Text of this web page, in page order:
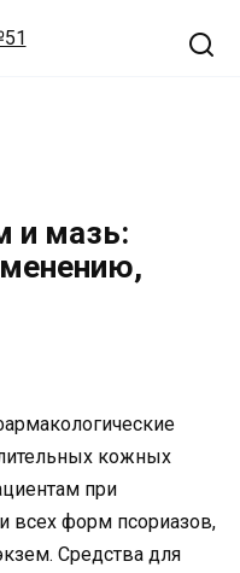
и мазь:
кожных
при
всех форм псориазов,
Средства для